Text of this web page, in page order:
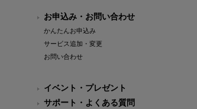
お申込み・お問い合わせ
かんたんお申込み
サービス追加・変更
お問い合わせ
イベント・プレゼント
サポート・よくある質問